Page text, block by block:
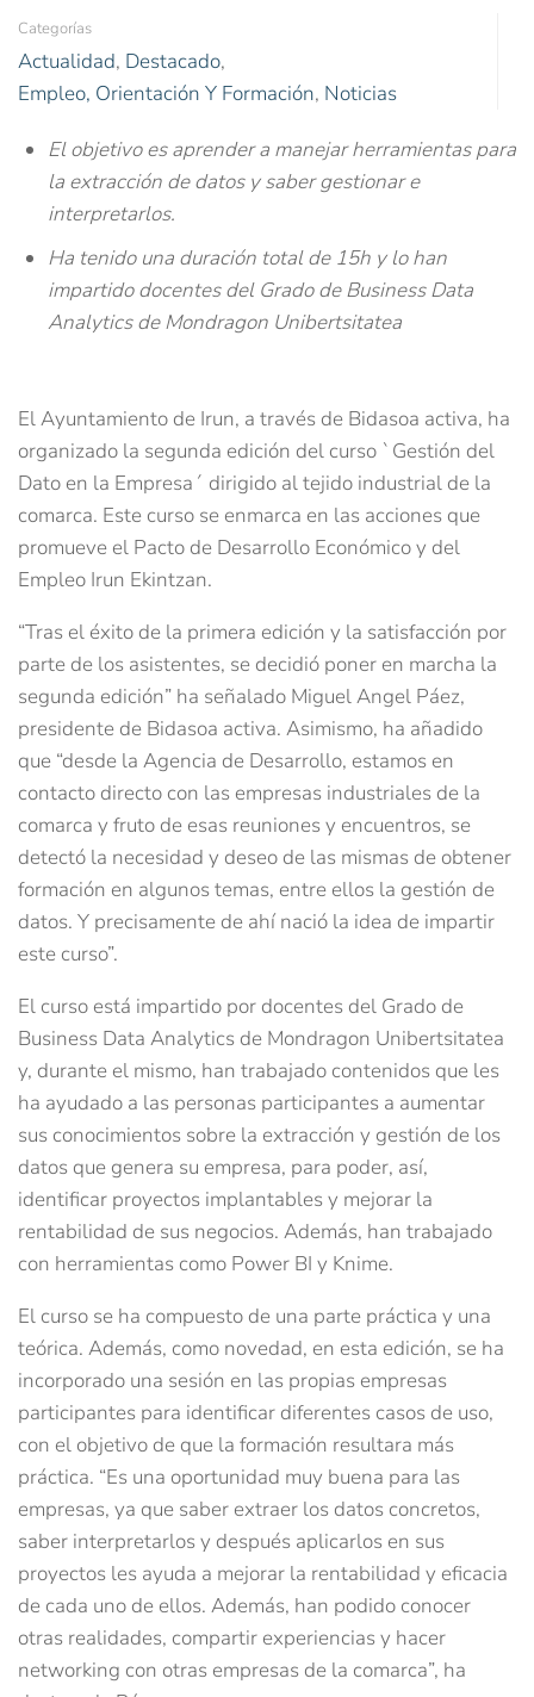
Categorías
Actualidad, Destacado,
Empleo, Orientación Y Formación, Noticias
El objetivo es aprender a manejar herramientas para
la extracción de datos y saber gestionar e
interpretarlos.
Ha tenido una duración total de 15h y lo han
impartido docentes del Grado de Business Data
Analytics de Mondragon Unibertsitatea
El Ayuntamiento de Irun, a través de Bidasoa activa, ha
organizado la segunda edición del curso `Gestión del
Dato en la Empresa´ dirigido al tejido industrial de la
comarca. Este curso se enmarca en las acciones que
promueve el Pacto de Desarrollo Económico y del
Empleo Irun Ekintzan.
“Tras el éxito de la primera edición y la satisfacción por
parte de los asistentes, se decidió poner en marcha la
segunda edición” ha señalado Miguel Angel Páez,
presidente de Bidasoa activa. Asimismo, ha añadido
que “desde la Agencia de Desarrollo, estamos en
contacto directo con las empresas industriales de la
comarca y fruto de esas reuniones y encuentros, se
detectó la necesidad y deseo de las mismas de obtener
formación en algunos temas, entre ellos la gestión de
datos. Y precisamente de ahí nació la idea de impartir
este curso”.
El curso está impartido por docentes del Grado de
Business Data Analytics de Mondragon Unibertsitatea
y, durante el mismo, han trabajado contenidos que les
ha ayudado a las personas participantes a aumentar
sus conocimientos sobre la extracción y gestión de los
datos que genera su empresa, para poder, así,
identificar proyectos implantables y mejorar la
rentabilidad de sus negocios. Además, han trabajado
con herramientas como Power BI y Knime.
El curso se ha compuesto de una parte práctica y una
teórica. Además, como novedad, en esta edición, se ha
incorporado una sesión en las propias empresas
participantes para identificar diferentes casos de uso,
con el objetivo de que la formación resultara más
práctica. “Es una oportunidad muy buena para las
empresas, ya que saber extraer los datos concretos,
saber interpretarlos y después aplicarlos en sus
proyectos les ayuda a mejorar la rentabilidad y eficacia
de cada uno de ellos. Además, han podido conocer
otras realidades, compartir experiencias y hacer
networking con otras empresas de la comarca”, ha